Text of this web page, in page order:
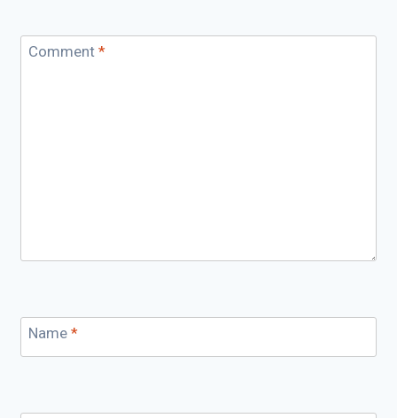
Comment *
Name *